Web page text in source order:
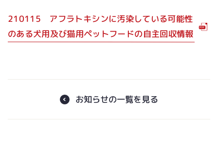
210115 アフラトキシンに汚染している可能性
のある犬用及び猫用ペットフードの自主回収情報
お知らせの一覧を見る